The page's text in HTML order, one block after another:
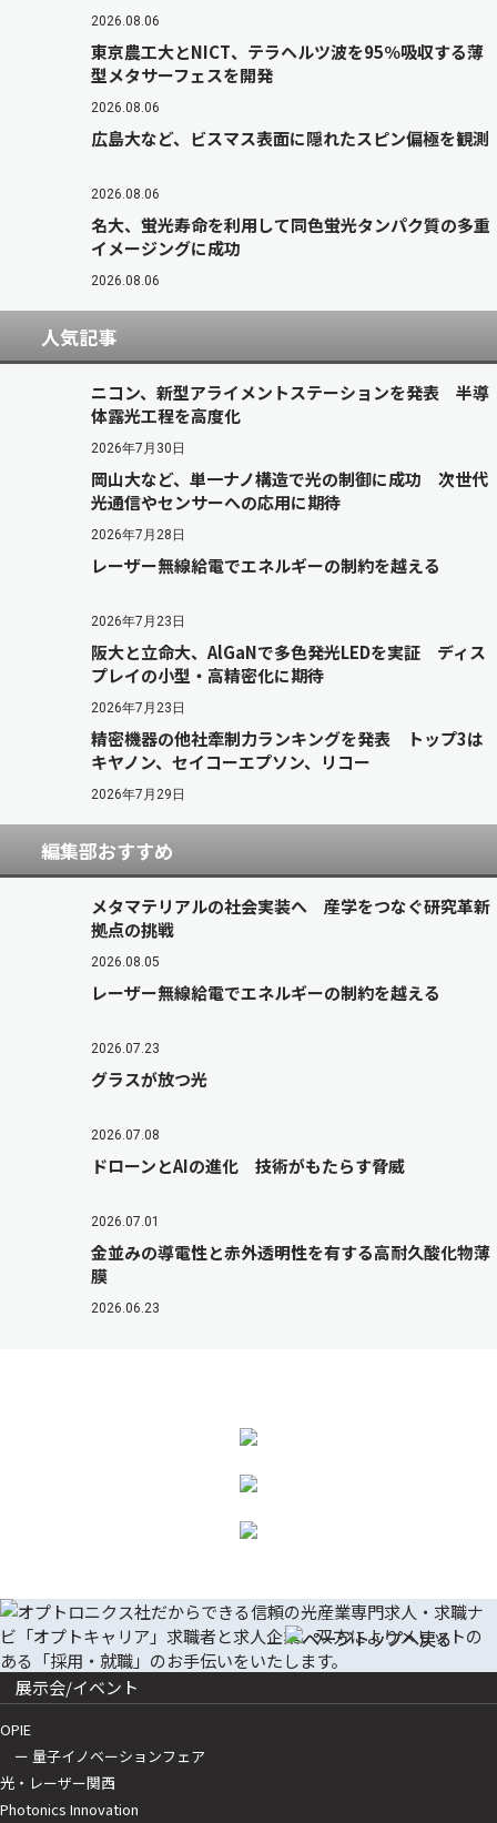
2026.08.06
東京農工大とNICT、テラヘルツ波を95％吸収する薄
型メタサーフェスを開発
2026.08.06
広島大など、ビスマス表面に隠れたスピン偏極を観測
2026.08.06
名大、蛍光寿命を利用して同色蛍光タンパク質の多重
イメージングに成功
2026.08.06
人気記事
ニコン、新型アライメントステーションを発表 半導
体露光工程を高度化
2026年7月30日
岡山大など、単一ナノ構造で光の制御に成功 次世代
光通信やセンサーへの応用に期待
2026年7月28日
レーザー無線給電でエネルギーの制約を越える
2026年7月23日
阪大と立命大、AlGaNで多色発光LEDを実証 ディス
プレイの小型・高精密化に期待
2026年7月23日
精密機器の他社牽制力ランキングを発表 トップ3は
キヤノン、セイコーエプソン、リコー
2026年7月29日
編集部おすすめ
メタマテリアルの社会実装へ 産学をつなぐ研究革新
拠点の挑戦
2026.08.05
レーザー無線給電でエネルギーの制約を越える
2026.07.23
グラスが放つ光
2026.07.08
ドローンとAIの進化 技術がもたらす脅威
2026.07.01
金並みの導電性と赤外透明性を有する高耐久酸化物薄
膜
2026.06.23
展示会/イベント
OPIE
ー 量子イノベーションフェア
光・レーザー関西
Photonics Innovation